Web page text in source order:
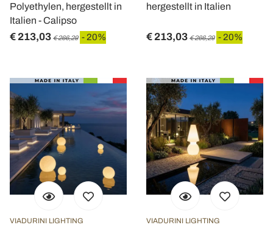
Polyethylen, hergestellt in
Italien - Calipso
€ 213,03 € 266,29 - 20%
hergestellt in Italien
€ 213,03 € 266,29 - 20%
VIADURINI LIGHTING VIADURINI LIGHTING